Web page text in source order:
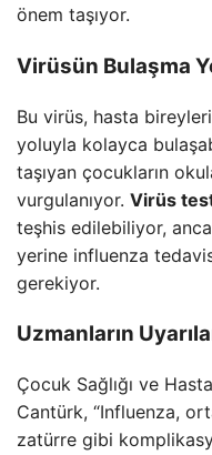
önem taşıyor.
Virüsün Bulaşma
Bu virüs, hasta
yoluyla kolayca
taşıyan çocukların
vurgulanıyor. Virüs
teşhis edilebiliyor,
yerine influenza
gerekiyor.
Uzmanların
Çocuk Sağlığı ve
Cantürk, “Influenza,
zatürre gibi